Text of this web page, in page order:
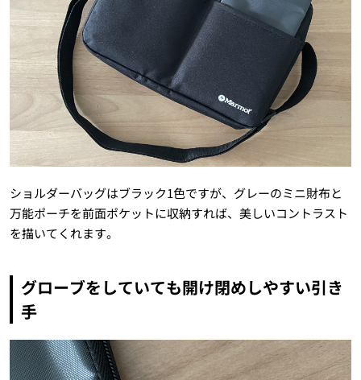
ショルダーバッグはブラック1色ですが、グレーのミニ財布と
万能ポーチを前面ポケットに収納すれば、美しいコントラスト
を描いてくれます。
グローブをしていても開け閉めしやすい引き
手